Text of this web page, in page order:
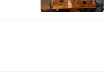
路径，推动生物多样